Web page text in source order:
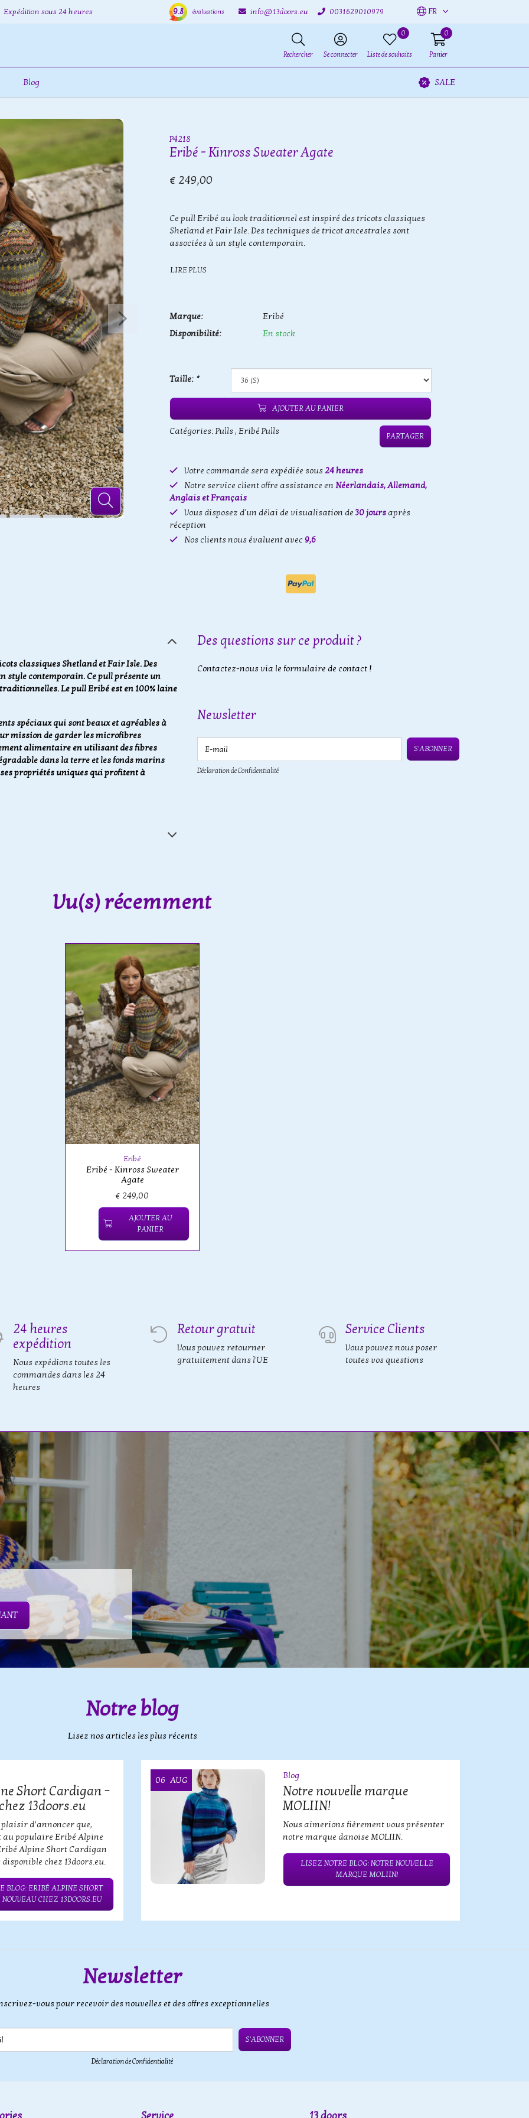
Expédition sous 24 heures 9.8 évaluations info@13doors.eu 0031629010979 FR
Rechercher Se connecter
0
Liste de souhaits
0
Panier
Blog SALE
P4218
Eribé - Kinross Sweater Agate
€ 249,00
Ce pull Eribé au look traditionnel est inspiré des tricots classiques
Shetland et Fair Isle. Des techniques de tricot ancestrales sont
associées à un style contemporain.
LIRE PLUS
Marque:
Eribé
Disponibilité:
En stock
Taille: *
AJOUTER AU PANIER
Catégories: Pulls, Eribé Pulls PARTAGER
Votre commande sera expédiée sous24 heures
Notre service client offre assistance en Néerlandais, Allemand,
Anglais et Français
Vous disposez d'un délai de visualisation de30 jours après
réception
Nos clients nous évaluent avec 9,6
classiques Shetland et Fair Isle. Des
style contemporain. Ce pull présente un
Le pull Eribé est en 100% laine
spéciaux qui sont beaux et agréables à
mission de garder les microfibres
alimentaire en utilisant des fibres
dans la terre et les fonds marins
propriétés uniques qui profitent à
Des questions sur ce produit ?
Contactez-nous via le formulaire de contact !
Newsletter
E-mail
S'ABONNER
Déclaration de Confidentialité
Vu(s) récemment
Eribé
Eribé - Kinross Sweater
Agate
€ 249,00
AJOUTER AU
PANIER
24 heures
expédition
Nous expédions toutes les
commandes dans les 24
heures
Retour gratuit
Vous pouvez retourner
gratuitement dans l'UE
Service Clients
Vous pouvez nous poser
toutes vos questions
Notre blog
Lisez nos articles les plus récents
Short Cardigan –
13doors.eu
d’annoncer que,
populaire Eribé Alpine
Alpine Short Cardigan
chez 13doors.eu.
BLOG: ERIBÉ ALPINE SHORT
CHEZ 13DOORS.EU
06 AUG Blog
Notre nouvelle marque
MOLIIN!
Nous aimerions fièrement vous présenter
notre marque danoise MOLIIN.
LISEZ NOTRE BLOG: NOTRE NOUVELLE
MARQUE MOLIIN!
Newsletter
vous pour recevoir des nouvelles et des offres exceptionnelles
S'ABONNER
Déclaration de Confidentialité